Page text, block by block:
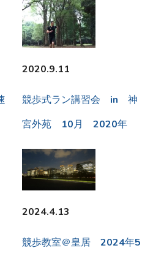
2020.9.11
競歩式ラン講習会 in 神
宮外苑 10月 2020年
2024.4.13
競歩教室＠皇居 2024年5